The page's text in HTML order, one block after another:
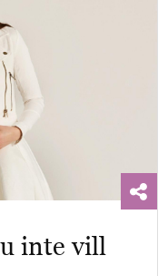
inte vill